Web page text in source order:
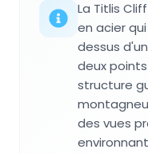
La Titlis
en acier
dessus
deux
structure
des vues